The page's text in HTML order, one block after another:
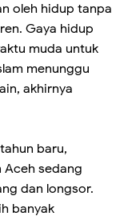
oleh hidup tanpa
Gaya hidup
muda untuk
menunggu
akhirnya
baru,
Aceh sedang
dan longsor.
banyak